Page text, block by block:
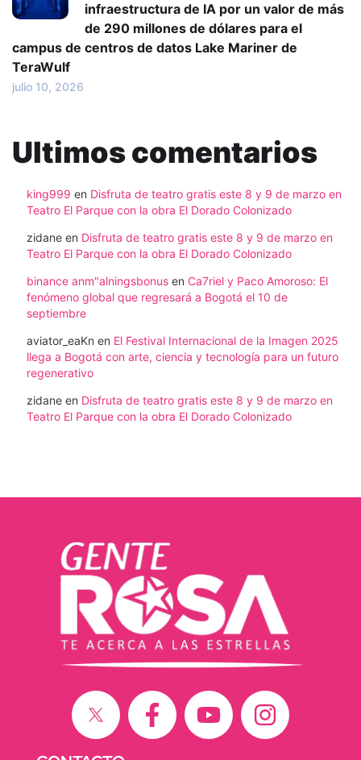
infraestructura de IA por un valor de más
de 290 millones de dólares para el
campus de centros de datos Lake Mariner de
TeraWulf
julio 10, 2026
Ultimos comentarios
king999 en Disfruta de teatro gratis este 8 y 9 de marzo en
Teatro El Parque con la obra El Dorado Colonizado
zidane en Disfruta de teatro gratis este 8 y 9 de marzo en
Teatro El Parque con la obra El Dorado Colonizado
binance anm"alningsbonus en Ca7riel y Paco Amoroso: El
fenómeno global que regresará a Bogotá el 10 de
septiembre
aviator_eaKn en El Festival Internacional de la Imagen 2025
llega a Bogotá con arte, ciencia y tecnología para un futuro
regenerativo
zidane en Disfruta de teatro gratis este 8 y 9 de marzo en
Teatro El Parque con la obra El Dorado Colonizado